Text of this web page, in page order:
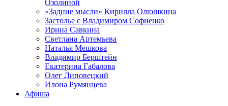
Озолиной
«Задние мысли» Кирилла Олюшкина
Застолье с Владимиром Софиенко
Ирина Савкина
Светлана Артемьева
Наталья Мешкова
Владимир Берштейн
Екатерина Габалова
Олег Липовецкий
Илона Румянцева
Афиша